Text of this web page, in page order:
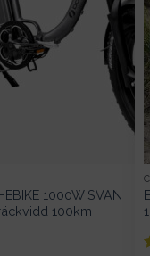
1000W SVAN
100km